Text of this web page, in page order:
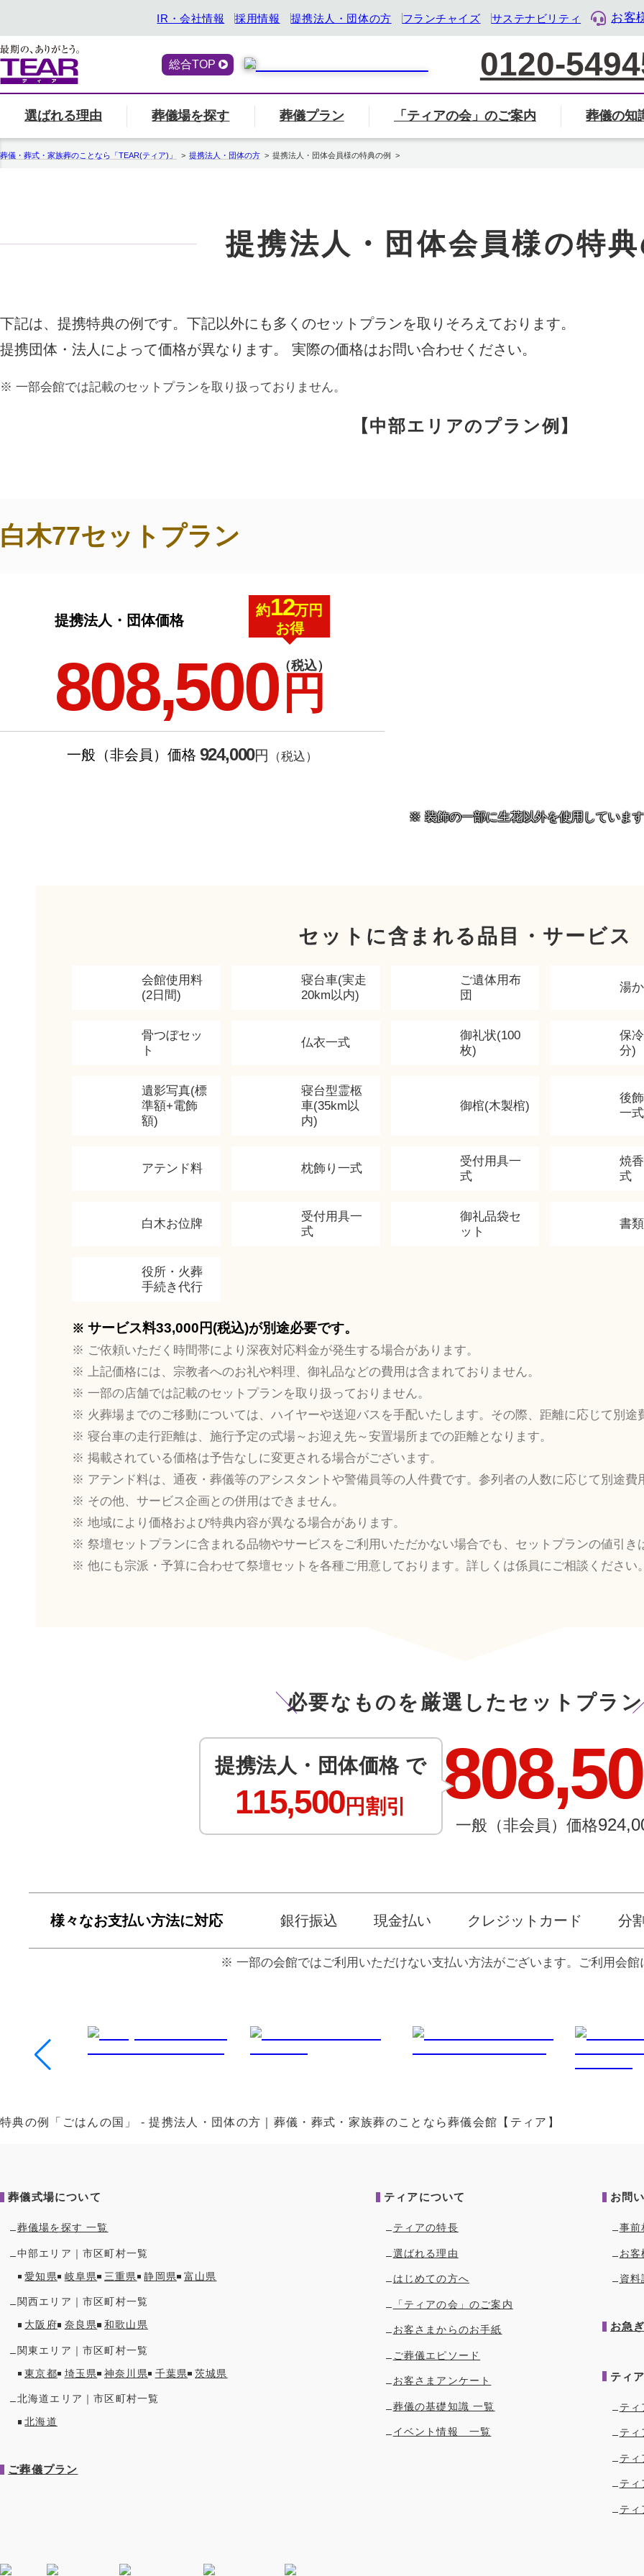
IR・会社情報 採用情報 提携法人・団体の方 フランチャイズ サステナビリティ お客
総合TOP 0120-
選ばれる理由
選ばれる理由一覧へ
エンバーミング
ご利用されたお客様の声
葬儀場を探す
エリア別の葬儀場一覧から探す
検索
葬儀プラン 「ティアの会」のご案内
「ティアの会」のご案内「ティアの会」のご案内ページへ
葬儀の知
喪主・ご遺族の方 家族葬について
終活サービス『トータル・ライフ・デザイン企業』として「終活」をサポート
葬儀・葬式・家族葬のことなら「TEAR(ティア)」 提携法人・団体の方 提携法人・団体会員様の特典の例
提携法人・団体会員様の特
下記は、提携特典の例です。下記以外にも多くのセットプランを取りそろえております。
提携団体・法人によって価格が異なります。 実際の価格はお問い合わせください。
一部会館では記載のセットプランを取り扱っておりません。
【中部エリアのプラン例】
白木77セットプラン
提携法人・団体価格
808,500 円
（税込）
約12万円
お得
一般（非会員）価格 924,000円 （税込）
装飾の一部に生花以外を使用していま
セットに含まれる品目・サービス
会館使用料
(2日間)
寝台車(実走
20km以内)
ご遺体用布
団
湯
骨つぼセッ
ト
仏衣一式
御礼状(100
枚)
保
分)
遺影写真(標
準額+電飾
額)
寝台型霊柩
車(35km以
内)
御棺(木製棺)
後
一
アテンド料 枕飾り一式
受付用具一
式
焼
式
白木お位牌
受付用具一
式
御礼品袋セ
ット
書
役所・火葬
手続き代行
サービス料33,000円(税込)が別途必要です。
ご依頼いただく時間帯により深夜対応料金が発生する場合があります。
上記価格には、宗教者へのお礼や料理、御礼品などの費用は含まれておりません。
一部の店舗では記載のセットプランを取り扱っておりません。
火葬場までのご移動については、ハイヤーや送迎バスを手配いたします。その際、距離に応じて別途
寝台車の走行距離は、施行予定の式場～お迎え先～安置場所までの距離となります。
掲載されている価格は予告なしに変更される場合がございます。
アテンド料は、通夜・葬儀等のアシスタントや警備員等の人件費です。参列者の人数に応じて別途
その他、サービス企画との併用はできません。
地域により価格および特典内容が異なる場合があります。
祭壇セットプランに含まれる品物やサービスをご利用いただかない場合でも、セットプランの値引き
他にも宗派・予算に合わせて祭壇セットを各種ご用意しております。詳しくは係員にご相談ください
必要なものを厳選したセットプラン
提携法人・団体価格 で
115,500円割引
一般（非会員）価格
様々なお支払い方法に対応 銀行振込 現金払い クレジットカード 分
⼀部の会館ではご利⽤いただけない⽀払い⽅法がございます。ご利⽤会
特典の例「ごはんの国」 - 提携法人・団体の方｜葬儀・葬式・家族葬のことなら葬儀会館【ティア】
葬儀式場について
葬儀場を探す 一覧
中部エリア｜市区町村一覧
愛知県
岐阜県 三重県 静岡県 富山県
関西エリア｜市区町村一覧
大阪府
奈良県 和歌山県
関東エリア｜市区町村一覧
東京都
埼玉県 神奈川県 千葉県 茨城県
北海道エリア｜市区町村一覧
北海道
ご葬儀プラン
ティアについて
ティアの特長
選ばれる理由
はじめての方へ
「ティアの会」のご案内
お客さまからのお手紙
ご葬儀エピソード
お客さまアンケート
葬儀の基礎知識 一覧
イベント情報 一覧
お問
事前
お
資料
お急
ティ
テ
テ
テ
テ
テ